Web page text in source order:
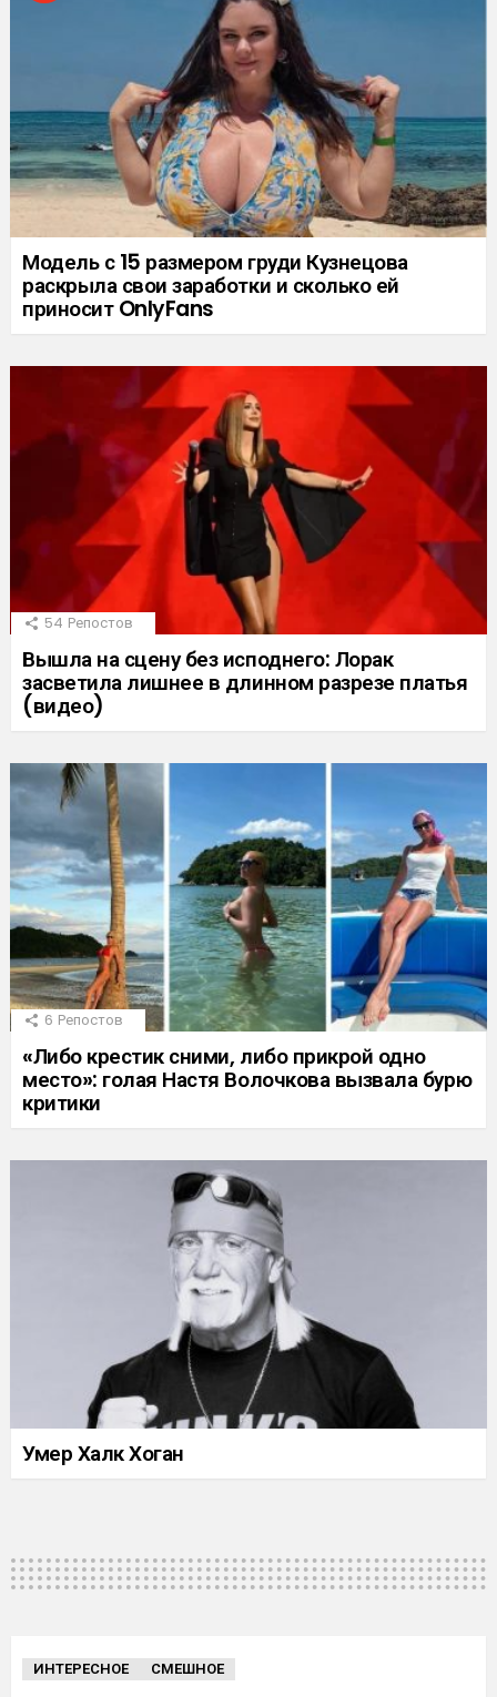
Модель с 15 размером груди Кузнецова
раскрыла свои заработки и сколько ей
приносит OnlyFans
54 Репостов
Вышла на сцену без исподнего: Лорак
засветила лишнее в длинном разрезе платья
(видео)
6 Репостов
«Либо крестик сними, либо прикрой одно
место»: голая Настя Волочкова вызвала бурю
критики
Умер Халк Хоган
ИНТЕРЕСНОЕ СМЕШНОЕ